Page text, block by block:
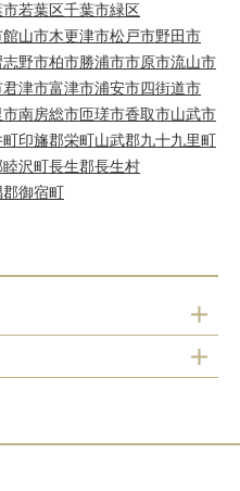
市若葉区千葉市緑区
館山市木更津市松戸市野田市
志野市柏市勝浦市市原市流山市
君津市富津市浦安市四街道市
市南房総市匝瑳市香取市山武市
町印旛郡栄町山武郡九十九里町
沢町長生郡長生村
郡御宿町